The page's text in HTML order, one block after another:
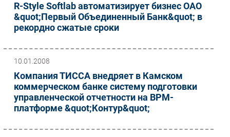
R-Style Softlab автоматизирует бизнес ОАО
&quot;Первый Объединенный Банк&quot; в
рекордно сжатые сроки
10.01.2008
Компания ТИССА внедряет в Камском
коммерческом банке систему подготовки
управленческой отчетности на BPM-
платформе &quot;Контур&quot;